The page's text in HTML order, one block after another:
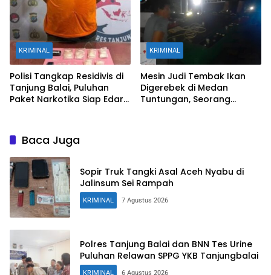
KRIMINAL
Polisi Tangkap Residivis di
Tanjung Balai, Puluhan
Paket Narkotika Siap Edar
KRIMINAL
Mesin Judi Tembak Ikan
Digerebek di Medan
Tuntungan, Seorang
Baca Juga
Sopir Truk Tangki Asal Aceh Nyabu di
Jalinsum Sei Rampah
KRIMINAL 7 Agustus 2026
Polres Tanjung Balai dan BNN Tes Urine
Puluhan Relawan SPPG YKB Tanjungbalai
KRIMINAL 6 Agustus 2026